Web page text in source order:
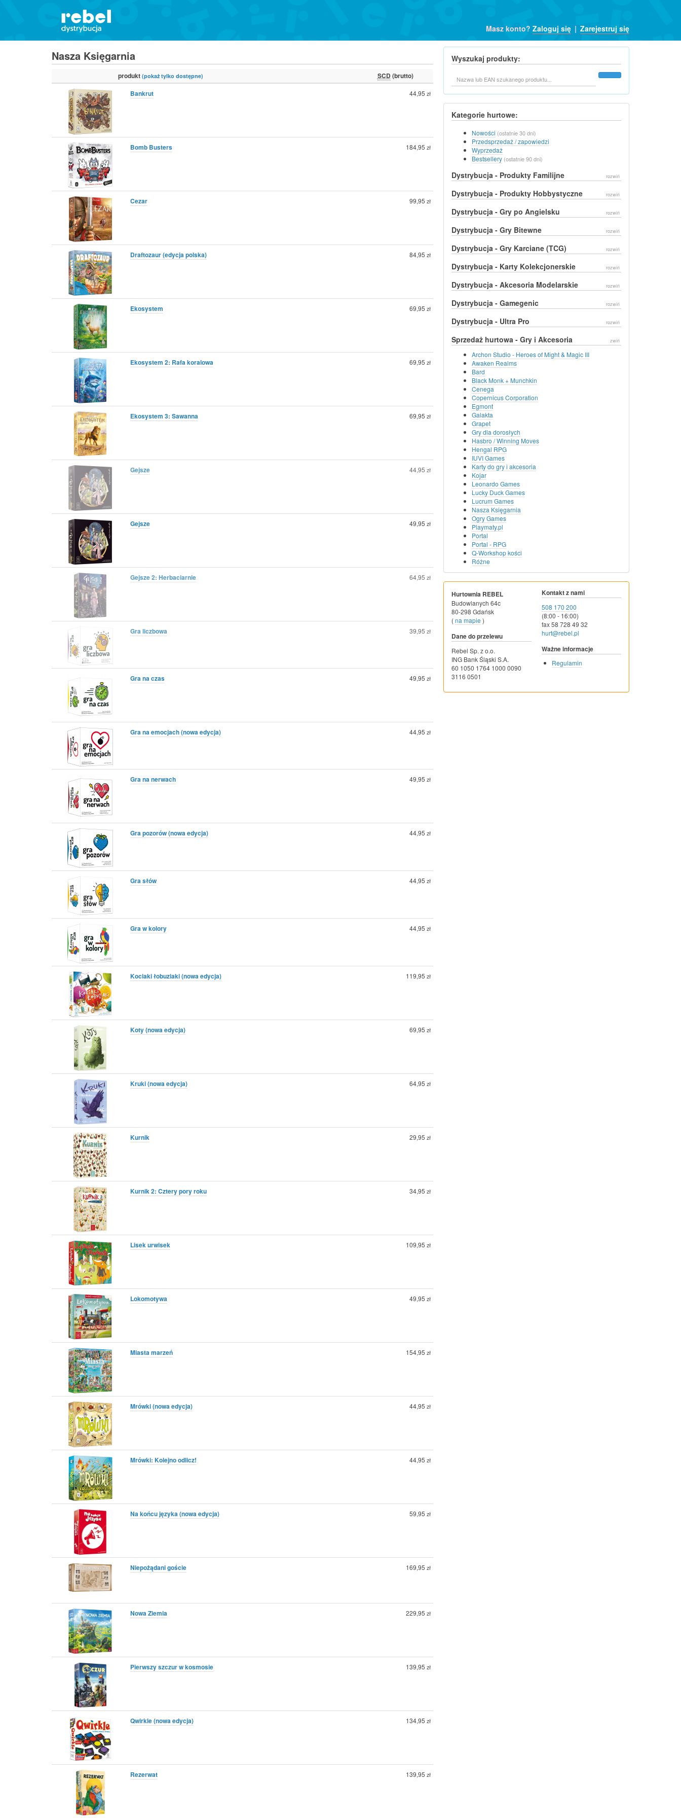
Masz konto? Zaloguj się | Zarejestruj się
Nasza Księgarnia
produkt (pokaż tylko dostępne) SCD (brutto)
Bankrut
44,95 zł
Bomb Busters 184,95 zł
Cezar 99,95 zł
Draftozaur (edycja polska) 84,95 zł
Ekosystem 69,95 zł
Ekosystem 2: Rafa koralowa 69,95 zł
Ekosystem 3: Sawanna 69,95 zł
Gejsze 44,95 zł
Gejsze 49,95 zł
Gejsze 2: Herbaciarnie 64,95 zł
Gra liczbowa 39,95 zł
Gra na czas 49,95 zł
Gra na emocjach (nowa edycja) 44,95 zł
Gra na nerwach 49,95 zł
Gra pozorów (nowa edycja) 44,95 zł
Gra słów 44,95 zł
Gra w kolory 44,95 zł
Kociaki łobuziaki (nowa edycja) 119,95 zł
Koty (nowa edycja) 69,95 zł
Kruki (nowa edycja) 64,95 zł
Kurnik 29,95 zł
Kurnik 2: Cztery pory roku 34,95 zł
Lisek urwisek 109,95 zł
Lokomotywa 49,95 zł
Miasta marzeń 154,95 zł
Mrówki (nowa edycja) 44,95 zł
Mrówki: Kolejno odlicz! 44,95 zł
Na końcu języka (nowa edycja) 59,95 zł
Niepożądani goście 169,95 zł
Nowa Ziemia 229,95 zł
Pierwszy szczur w kosmosie 139,95 zł
Qwirkle (nowa edycja) 134,95 zł
Rezerwat 139,95 zł
Wyszukaj produkty:
Kategorie hurtowe:
Nowości (ostatnie 30 dni)
Przedsprzedaż / zapowiedzi
Wyprzedaż
Bestsellery (ostatnie 90 dni)
Dystrybucja - Produkty Familijne rozwiń
Dystrybucja - Produkty Hobbystyczne rozwiń
Dystrybucja - Gry po Angielsku rozwiń
Dystrybucja - Gry Bitewne rozwiń
Dystrybucja - Gry Karciane (TCG) rozwiń
Dystrybucja - Karty Kolekcjonerskie rozwiń
Dystrybucja - Akcesoria Modelarskie rozwiń
Dystrybucja - Gamegenic rozwiń
Dystrybucja - Ultra Pro rozwiń
Sprzedaż hurtowa - Gry i Akcesoria zwiń
Archon Studio - Heroes of Might & Magic III
Awaken Realms
Bard
Black Monk + Munchkin
Cenega
Copernicus Corporation
Egmont
Galakta
Grapet
Gry dla dorosłych
Hasbro / Winning Moves
Hengal RPG
IUVI Games
Karty do gry i akcesoria
Kojar
Leonardo Games
Lucky Duck Games
Lucrum Games
Nasza Księgarnia
Ogry Games
Playmaty.pl
Portal
Portal - RPG
Q-Workshop kości
Różne
Hurtownia REBEL
Budowlanych 64c
80-298 Gdańsk
(na mapie )
Dane do przelewu
Rebel Sp. z o.o.
ING Bank Śląski S.A.
60 1050 1764 1000 0090
3116 0501
Kontakt z nami
508 170 200
(8:00 - 16:00)
fax 58 728 49 32
hurt@rebel.pl
Ważne informacje
Regulamin